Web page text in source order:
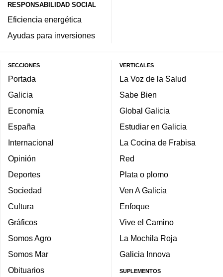
RESPONSABILIDAD SOCIAL
Eficiencia energética
Ayudas para inversiones
SECCIONES
Portada
Galicia
Economía
España
Internacional
Opinión
Deportes
Sociedad
Cultura
Gráficos
Somos Agro
Somos Mar
Obituarios
VERTICALES
La Voz de la Salud
Sabe Bien
Global Galicia
Estudiar en Galicia
La Cocina de Frabisa
Red
Plata o plomo
Ven A Galicia
Enfoque
Vive el Camino
La Mochila Roja
Galicia Innova
SUPLEMENTOS